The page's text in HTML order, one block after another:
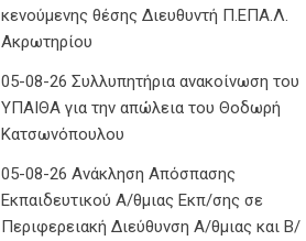
κενούμενης θέσης Διευθυντή Π.ΕΠΑ.Λ.
Ακρωτηρίου
05-08-26 Συλλυπητήρια ανακοίνωση του
ΥΠΑΙΘΑ για την απώλεια του Θοδωρή
Κατσωνόπουλου
05-08-26 Ανάκληση Απόσπασης
Εκπαιδευτικού Α/θμιας Εκπ/σης σε
Περιφερειακή Διεύθυνση Α/θμιας και Β/